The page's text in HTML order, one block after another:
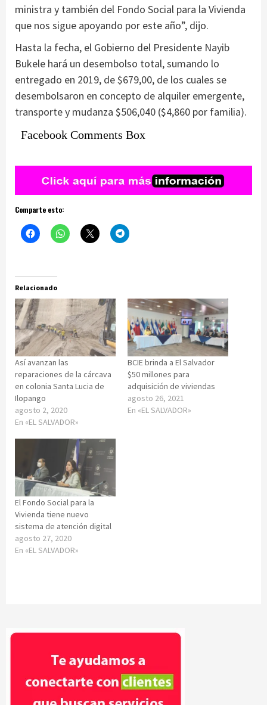
ministra y también del Fondo Social para la Vivienda
que nos sigue apoyando por este año”, dijo.
Hasta la fecha, el Gobierno del Presidente Nayib
Bukele hará un desembolso total, sumando lo
entregado en 2019, de $679,00, de los cuales se
desembolsaron en concepto de alquiler emergente,
transporte y mudanza $506,040 ($4,860 por familia).
Facebook Comments Box
Comparte esto:
Relacionado
Así avanzan las
reparaciones de la cárcava
en colonia Santa Lucia de
Ilopango
agosto 2, 2020
En «EL SALVADOR»
BCIE brinda a El Salvador
$50 millones para
adquisición de viviendas
agosto 26, 2021
En «EL SALVADOR»
El Fondo Social para la
Vivienda tiene nuevo
sistema de atención digital
agosto 27, 2020
En «EL SALVADOR»